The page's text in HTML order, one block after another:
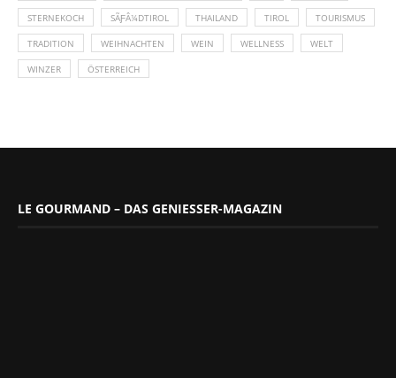
STERNEKOCH SÃƑÂ¼DTIROL THAILAND TIROL TOURISMUS
TRADITION WEIHNACHTEN WEIN WELLNESS WELT
WINZER ÖSTERREICH
LE GOURMAND – DAS GENIESSER-MAGAZIN